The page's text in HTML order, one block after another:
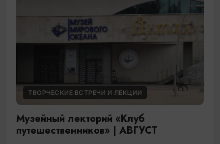
ТВОРЧЕСКИЕ ВСТРЕЧИ И ЛЕКЦИИ
Музейный лекторий «Клуб
путешественников» | АВГУСТ